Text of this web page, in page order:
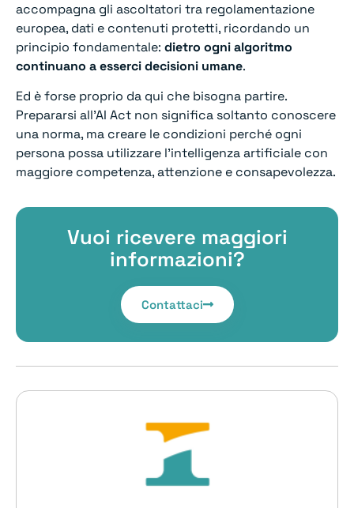
accompagna gli ascoltatori tra regolamentazione
europea, dati e contenuti protetti, ricordando un
principio fondamentale: dietro ogni algoritmo
continuano a esserci decisioni umane.
Ed è forse proprio da qui che bisogna partire.
Prepararsi all’AI Act non significa soltanto conoscere
una norma, ma creare le condizioni perché ogni
persona possa utilizzare l’intelligenza artificiale con
maggiore competenza, attenzione e consapevolezza.
Vuoi ricevere maggiori
informazioni?
Contattaci